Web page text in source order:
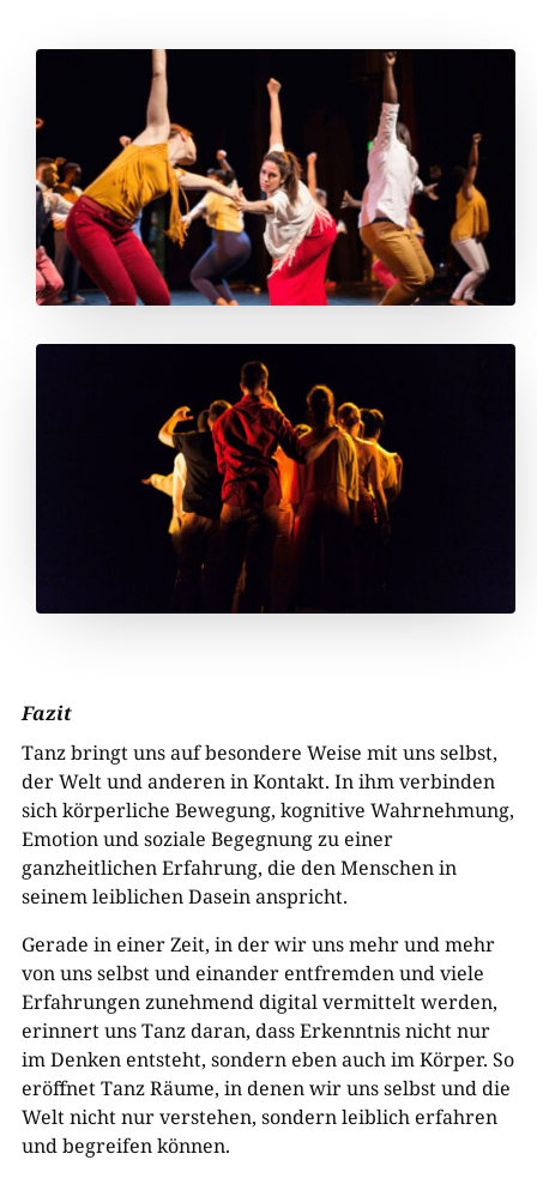
Fazit
Tanz bringt uns auf besondere Weise mit uns selbst,
der Welt und anderen in Kontakt. In ihm verbinden
sich körperliche Bewegung, kognitive Wahrnehmung,
Emotion und soziale Begegnung zu einer
ganzheitlichen Erfahrung, die den Menschen in
seinem leiblichen Dasein anspricht.
Gerade in einer Zeit, in der wir uns mehr und mehr
von uns selbst und einander entfremden und viele
Erfahrungen zunehmend digital vermittelt werden,
erinnert uns Tanz daran, dass Erkenntnis nicht nur
im Denken entsteht, sondern eben auch im Körper. So
eröffnet Tanz Räume, in denen wir uns selbst und die
Welt nicht nur verstehen, sondern leiblich erfahren
und begreifen können.